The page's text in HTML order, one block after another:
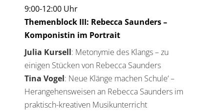
9:00-12:00 Uhr
Themenblock III: Rebecca Saunders –
Komponistin im Portrait
Julia Kursell: Metonymie des Klangs – zu
einigen Stücken von Rebecca Saunders
Tina Vogel: Neue Klänge machen Schule‘ –
Herangehensweisen an Rebecca Saunders im
praktisch-kreativen Musikunterricht